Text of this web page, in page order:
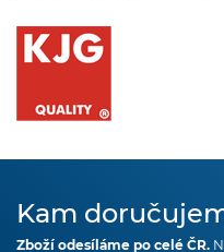
Kam
Zboží odesíláme po celé ČR.